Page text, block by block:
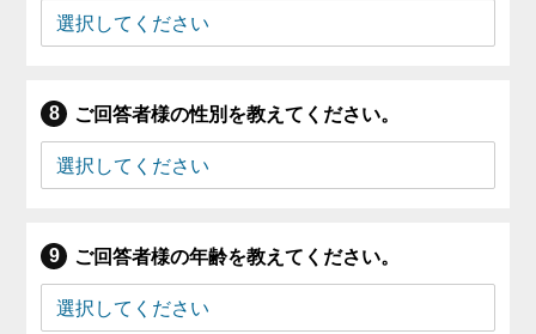
ご回答者様の性別を教えてください。
ご回答者様の年齢を教えてください。